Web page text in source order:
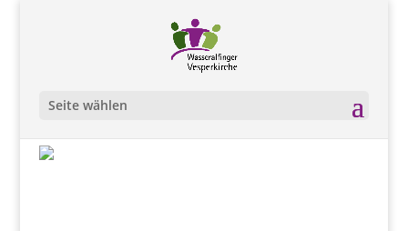
Seite wählen